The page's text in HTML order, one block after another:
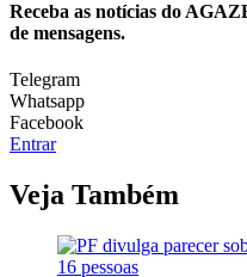
Receba as notícias do
de mensagens.
Telegram
Whatsapp
Facebook
Entrar
Veja Também